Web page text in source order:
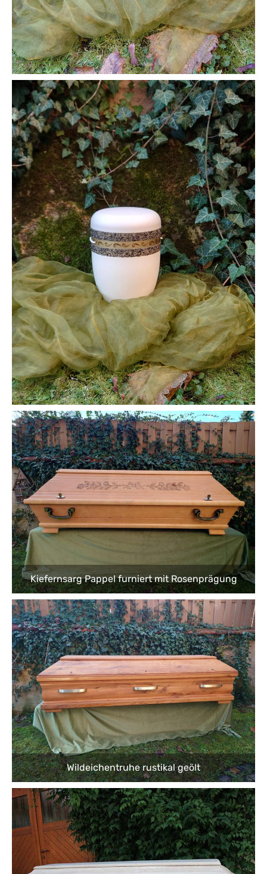
Kiefernsarg Pappel furniert mit Rosenprägung
Wildeichentruhe rustikal geölt